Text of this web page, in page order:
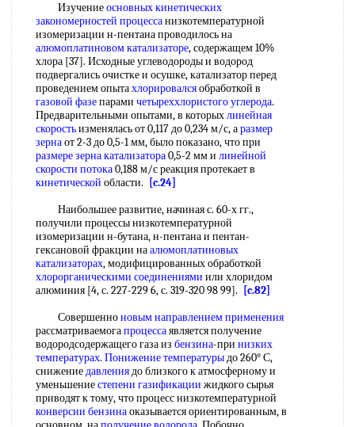
Изучениеосновных кинетических
закономерностей процессанизкотемпературной
изомеризации н-пентана проводилось на
алюмоплатиновом катализаторе, содержащем 10%
хлора [37]. Исходные углеводороды и водород
подвергались очистке и осушке, катализатор перед
проведением опытахлорировалсяобработкой в
газовой фазепарами четыреххлористого углерода.
Предварительными опытами, в которыхлинейная
скоростьизменялась от 0,117 до 0,234 м/с, аразмер
зернаот 2-3 до 0,5-1 мм, было показано, что при
размере зерна катализатора0,5-2 мм и линейной
скорости потока0,188 м/с реакция протекает в
кинетической области.
[c.24]
Наибольшее развитие, начиная с. 60-х гг.,
получили процессы низкотемпературной
изомеризации н-бутана, н-пентана и пентан-
гексановой фракции наалюмоплатиновых
катализаторах, модифицированных обработкой
хлорорганическими соединениями или хлоридом
алюминия [4, с. 227-229 6, с. 319-320 98 99].
[c.82]
Совершенноновым направлениемприменения
рассматриваемогапроцессаявляется получение
водородсодержащего газа из бензина-при низких
температурах. Понижение температурыдо 260° С,
снижениедавлениядо близкого к атмосферному и
уменьшениестепени газификации жидкого сырья
приводят к тому, что процесс низкотемпературной
конверсии бензинаоказывается ориентированным, в